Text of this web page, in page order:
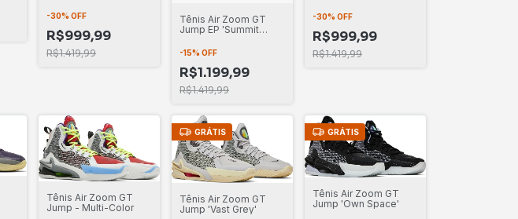
-30% OFF
R$999,99
R$1.419,99
Tênis Air Zoom GT
Jump EP 'Summit
-15% OFF
R$1.199,99
R$1.419,99
-30% OFF
R$999,99
R$1.419,99
Tênis Air Zoom GT
Jump - Multi-Color
GRÁTIS
Tênis Air Zoom GT
Jump 'Vast Grey'
GRÁTIS
Tênis Air Zoom GT
Jump 'Own Space'